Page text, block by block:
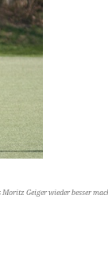
Geiger wieder besser